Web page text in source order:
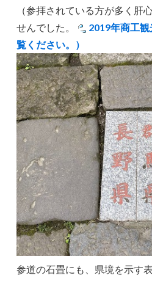
（参拝されている方が多く肝
せんでした。
2019年商工
覧ください。）
参道の石畳にも、県境を示す